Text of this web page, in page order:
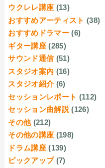
ウクレレ講座 (13)
おすすめアーティスト (38)
おすすめドラマー (6)
ギター講座 (285)
サウンド通信 (51)
スタジオ案内 (16)
スタジオ紹介 (6)
セッションレポート (112)
セッション曲解説 (126)
その他 (212)
その他の講座 (198)
ドラム講座 (139)
ピックアップ (7)